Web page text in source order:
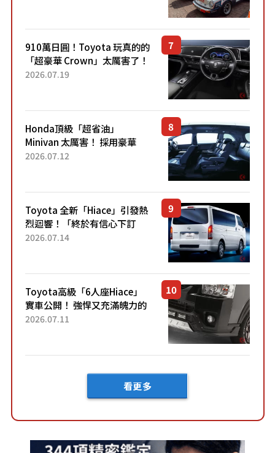
910萬日圓！Toyota 玩真的的
「超豪華 Crown」太厲害了！
採用由「匠人技藝」打造的
2026.07.19
Honda頂級「超省油」
Minivan 太厲害！ 採用豪華
「真皮座椅」與專屬「黑色內
「三...
2026.07.12
Toyota 全新「Hiace」引發熱
烈迴響！「終於有信心下訂
了！」「哪個等級交車最
車？...
2026.07.14
Toyota高級「6人座Hiace」
實車公開！ 強悍又充滿魄力的
「全黑設計」搭配特別「豪華
2026.07.11
看更多